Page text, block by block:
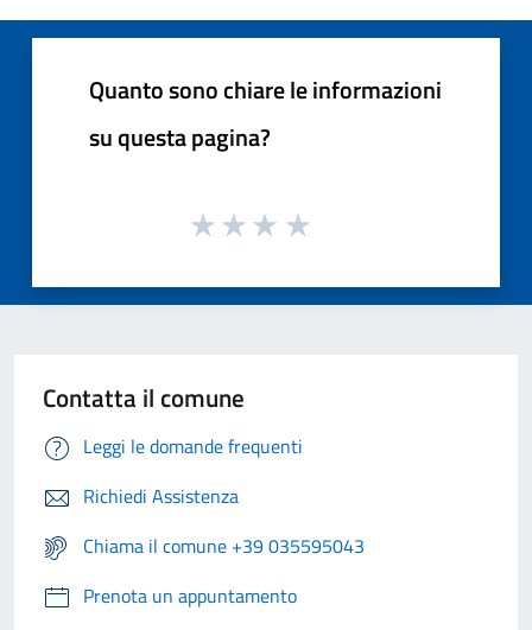
Quanto sono chiare le informazioni
su questa pagina?
Contatta il comune
Leggi le domande frequenti
Richiedi Assistenza
Chiama il comune +39 035595043
Prenota un appuntamento